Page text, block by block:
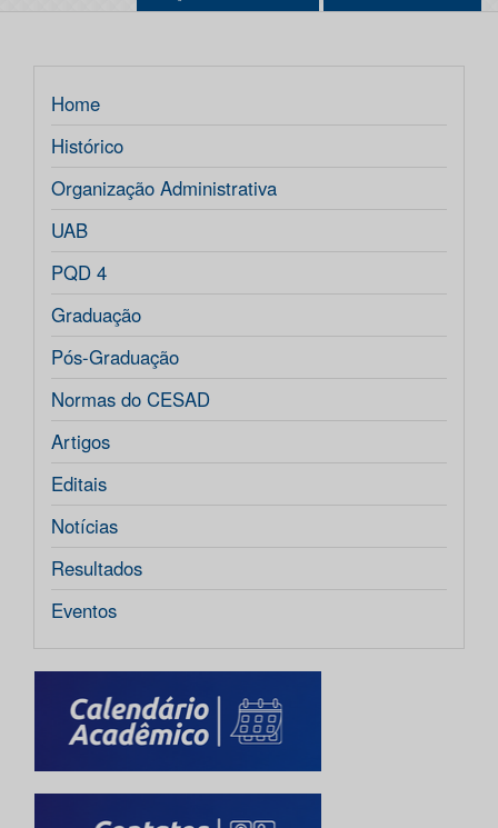
Home
Histórico
Organização Administrativa
UAB
PQD 4
Graduação
Pós-Graduação
Normas do CESAD
Artigos
Editais
Notícias
Resultados
Eventos